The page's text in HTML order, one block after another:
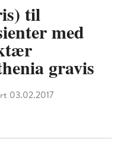
til
med
gravis
03.02.2017